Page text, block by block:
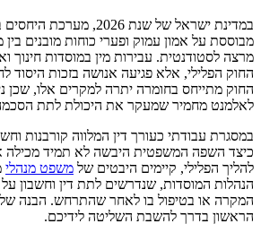
במדינת ישראל של שנת 2026,
מבוססת על אמון עמוק ופערי כוחות מובנים בין
מרצה לסטודנטית. עבירות מין במוסדות חינוך
החוק הפלילי, אלא פגיעה אנושה בזכות היסוד
החוק מתייחס בחומרה יתרה למקרים אלו, שכן
לאלמנט מחמיר שמעקר את היכולת לתת
במסגרת עבודתי כעורך דין המלווה קורבנות
כיצד השפה המשפטית היבשה לא תמיד
להליך הפלילי, קיימים היבטים של משפט מנהלי
הנהלות המוסדות, שנדרשים לתת דין וחשבון
המקרה או בטיפול בו לאחר שהתרחש. הבנה של
הראשון בדרך להשבת השליטה לידיכם.